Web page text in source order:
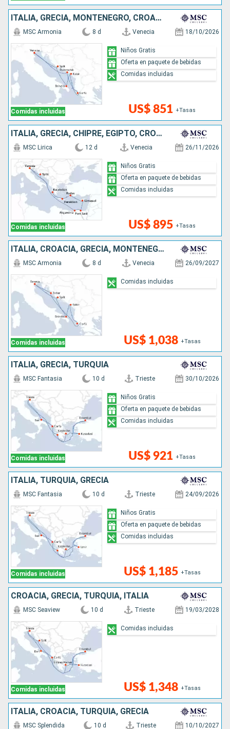
ITALIA, GRECIA, MONTENEGRO, CROACIA
Comidas incluidas
MSC Armonia 8 d Venecia 18/10/2026
US$ 851 +Tasas
Niños Gratis
Oferta en paquete de bebidas
Comidas incluidas
ITALIA, GRECIA, CHIPRE, EGIPTO, CROACIA
Comidas incluidas
MSC Lirica 12 d Venecia 26/11/2026
US$ 895 +Tasas
Niños Gratis
Oferta en paquete de bebidas
Comidas incluidas
ITALIA, CROACIA, GRECIA, MONTENEGRO
Comidas incluidas
MSC Armonia 8 d Venecia 26/09/2027
US$ 1,038 +Tasas
Comidas incluidas
ITALIA, GRECIA, TURQUÍA
Comidas incluidas
MSC Fantasia 10 d Trieste 30/10/2026
US$ 921 +Tasas
Niños Gratis
Oferta en paquete de bebidas
Comidas incluidas
ITALIA, TURQUÍA, GRECIA
Comidas incluidas
MSC Fantasia 10 d Trieste 24/09/2026
US$ 1,185 +Tasas
Niños Gratis
Oferta en paquete de bebidas
Comidas incluidas
CROACIA, GRECIA, TURQUÍA, ITALIA
Comidas incluidas
MSC Seaview 10 d Trieste 19/03/2028
US$ 1,348 +Tasas
Comidas incluidas
ITALIA, CROACIA, TURQUÍA, GRECIA
MSC Splendida 10 d Trieste 10/10/2027